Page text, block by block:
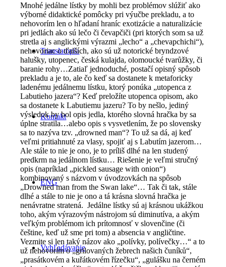
Translatopia
Kontakt
ENG
Vyhľadávanie
Mnohé jedálne lístky by mohli bez problémov slúžiť ako
výborné didaktické pomôcky pri výučbe prekladu, a to
nehovorím len o hľadaní hraníc exotizácie a naturalizácie
pri jedlách ako sú lečo či čevapčiči (pri ktorých som sa už
stretla aj s anglickými výrazmi „lecho“ a „chevapchichi“),
nehovoriac o ďalších, ako sú už notorické bryndzové
halušky, utopenec, česká kulajda, olomoucké tvarůžky, či
baranie rohy…Zatiaľ jednoduché, postačí opisný spôsob
prekladu a je to, ale čo keď sa dostanete k metaforicky
ladenému jedálnemu lístku, ktorý ponúka „utopenca z
Labutieho jazera“? Keď preložíte utopenca opisom, ako
sa dostanete k Labutiemu jazeru? To by nešlo, jediný
výsledok by bol opis jedla, ktorého slovná hračka by sa
úplne stratila…alebo opis s vysvetlením, že po slovensky
sa to nazýva tzv. „drowned man“? To už sa dá, aj keď
veľmi pritiahnuté za vlasy, spojiť aj s Labutím jazerom…
Ale stále to nie je ono, je to príliš dlhé na len studený
predkrm na jedálnom lístku… Riešenie je veľmi stručný
opis (napríklad „pickled sausage with onion“)
kombinovaný s názvom v úvodzovkách na spôsob
„Drowned man from the Swan lake“… Tak či tak, stále
dlhé a stále to nie je ono a tá krásna slovná hračka je
nenávratne stratená. Jedálne lístky sú aj krásnou ukážkou
toho, akým výrazovým nástrojom sú diminutíva, a akým
veľkým problémom ich prítomnosť v slovenčine (či
češtine, keď už sme pri tom) a absencia v angličtine.
Vezmite si len taký názov ako „polívky, polívečky…“ a to
už nehovorím o „grilovaných žebrech našich čuníků“,
„prasátkovém a kuřátkovém řízečku“, „gulášku na černém